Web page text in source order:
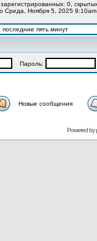
зарегистрированных: 0,
Среда, Ноября 5, 2025 9:10am
пять минут
Пароль:
Новые сообщения
Powered by